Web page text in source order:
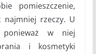
pomieszczenie,
rzeczy. U
w niej
i kosmetyki